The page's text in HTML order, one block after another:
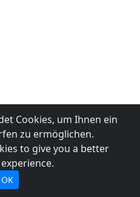
Cookies, um Ihnen ein
zu ermöglichen.
to give you a better
OK